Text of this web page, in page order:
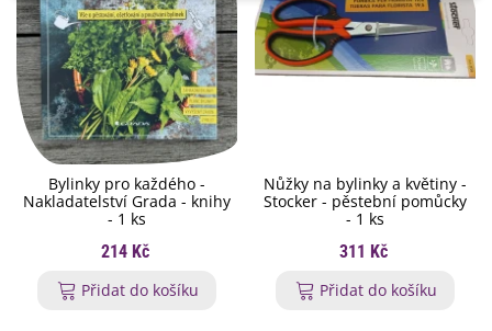
Bylinky pro každého -
Nakladatelství Grada - knihy
- 1 ks
214 Kč
Přidat do košíku
Nůžky na bylinky a květiny -
Stocker - pěstební pomůcky
- 1 ks
311 Kč
Přidat do košíku